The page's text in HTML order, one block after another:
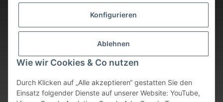
Konfigurieren
Ablehnen
Wie wir Cookies & Co nutzen
Durch Klicken auf „Alle akzeptieren“ gestatten Sie den
Einsatz folgender Dienste auf unserer Website: YouTube,